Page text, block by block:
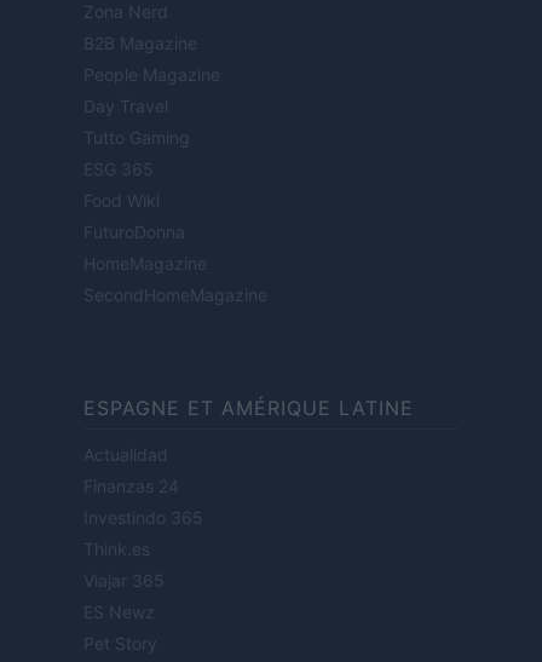
Zona Nerd
B2B Magazine
People Magazine
Day Travel
Tutto Gaming
ESG 365
Food Wiki
FuturoDonna
HomeMagazine
SecondHomeMagazine
ESPAGNE ET AMÉRIQUE LATINE
Actualidad
Finanzas 24
Investindo 365
Think.es
Viajar 365
ES Newz
Pet Story